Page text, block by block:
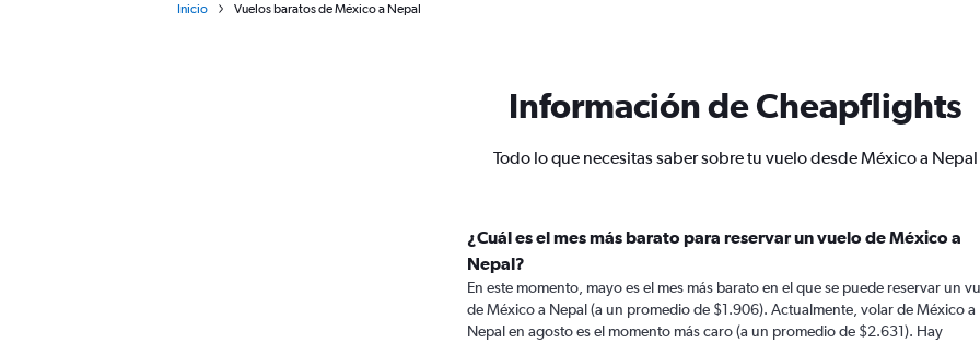
Inicio Vuelos baratos de México a Nepal
Información de Cheapflights
Todo lo que necesitas saber sobre tu vuelo desde México a Nepal
¿Cuál es el mes más barato para reservar un vuelo de México a
Nepal?
En este momento, mayo es el mes más barato en el que se puede reservar un
de México a Nepal (a un promedio de $1.906). Actualmente, volar de México a
Nepal en agosto es el momento más caro (a un promedio de $2.631). Hay